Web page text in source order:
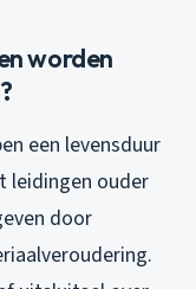
worden
een levensduur
leidingen ouder
door